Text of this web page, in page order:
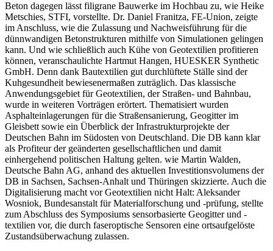
Beton dagegen lässt filigrane Bauwerke im Hochbau zu, wie Heike
Metschies, STFI, vorstellte. Dr. Daniel Franitza, FE-Union, zeigte
im Anschluss, wie die Zulassung und Nachweisführung für die
dünnwandigen Betonstrukturen mithilfe von Simulationen gelingen
kann. Und wie schließlich auch Kühe von Geotextilien profitieren
können, veranschaulichte Hartmut Hangen, HUESKER Synthetic
GmbH. Denn dank Bautextilien gut durchlüftete Ställe sind der
Kuhgesundheit bewiesenermaßen zuträglich. Das klassische
Anwendungsgebiet für Geotextilien, der Straßen- und Bahnbau,
wurde in weiteren Vorträgen erörtert. Thematisiert wurden
Asphalteinlagerungen für die Straßensanierung, Geogitter im
Gleisbett sowie ein Überblick der Infrastrukturprojekte der
Deutschen Bahn im Südosten von Deutschland. Die DB kann klar
als Profiteur der geänderten gesellschaftlichen und damit
einhergehend politischen Haltung gelten. wie Martin Walden,
Deutsche Bahn AG, anhand des aktuellen Investitionsvolumens der
DB in Sachsen, Sachsen-Anhalt und Thüringen skizzierte. Auch die
Digitalisierung macht vor Geotextilien nicht Halt: Aleksander
Wosniok, Bundesanstalt für Materialforschung und -prüfung, stellte
zum Abschluss des Symposiums sensorbasierte Geogitter und -
textilien vor, die durch faseroptische Sensoren eine ortsaufgelöste
Zustandsüberwachung zulassen.